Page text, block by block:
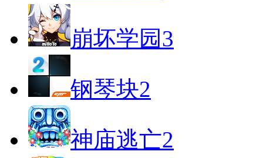
崩坏学园3
钢琴块2
神庙逃亡2